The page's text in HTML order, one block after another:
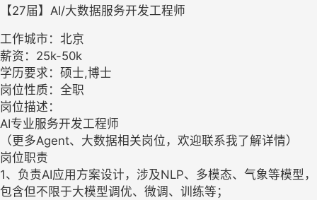
【27届】AI/大数据服务开发工程师
工作城市：北京
薪资：25k-50k
学历要求：硕士,博士
岗位性质：全职
岗位描述：
AI专业服务开发工程师
（更多Agent、大数据相关岗位，欢迎联系我了解详情）
岗位职责
1、负责AI应用方案设计，涉及NLP、多模态、气象等模型，
包含但不限于大模型调优、微调、训练等；